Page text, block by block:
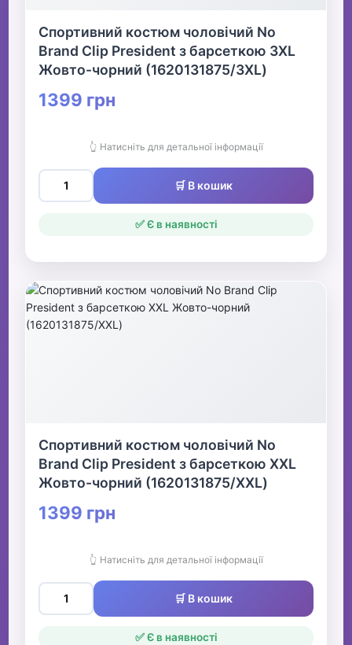
Спортивний костюм чоловічий No
Brand Clip President з барсеткою 3XL
Жовто-чорний (1620131875/3XL)
1399 грн
👆 Натисніть для детальної інформації
🛒 В кошик
✅ Є в наявності
Спортивний костюм чоловічий No
Brand Clip President з барсеткою XXL
Жовто-чорний (1620131875/XXL)
1399 грн
👆 Натисніть для детальної інформації
🛒 В кошик
✅ Є в наявності